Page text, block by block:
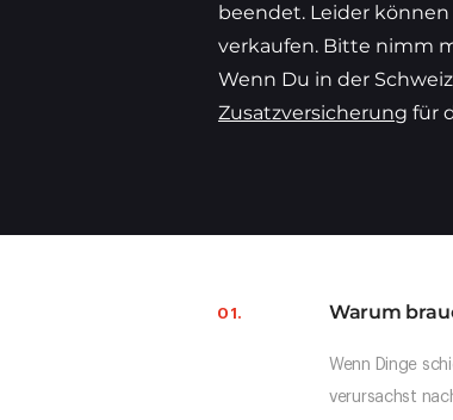
beendet. Leider
verkaufen. Bitte nimm
Wenn Du in der
Zusatzversicherung für
01. Warum
Wenn Dinge
verursachst